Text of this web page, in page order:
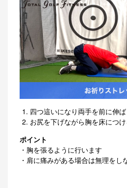
四つ這いになり両手を前に伸
お尻を下げながら胸を床につ
ポイント
・胸を張るように行います
・肩に痛みがある場合は無理をし